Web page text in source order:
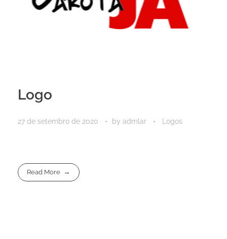
Logo
27 de setembro de 2020 by admlar Logos
Read More